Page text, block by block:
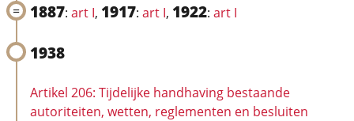
1887: art I, 1917: art I, 1922: art I
1938
Artikel 206: Tijdelijke handhaving bestaande
autoriteiten, wetten, reglementen en besluiten